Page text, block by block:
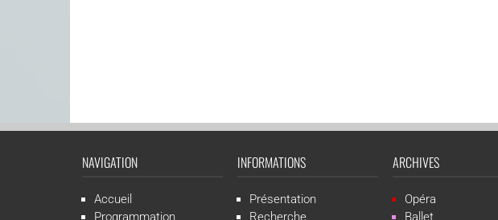
NAVIGATION
Accueil
Programmation
INFORMATIONS
Présentation
Recherche
ARCHIVES
Opéra
Ballet